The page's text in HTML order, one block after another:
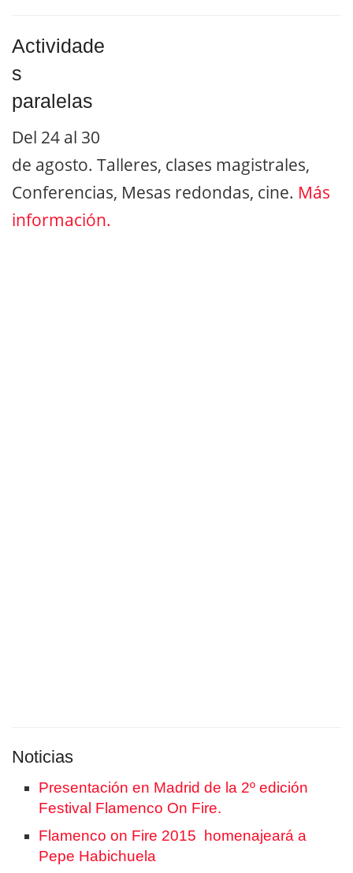
Actividade
s
paralelas
Del 24 al 30
de agosto. Talleres, clases magistrales,
Conferencias, Mesas redondas, cine. Más
información.
Noticias
Presentación en Madrid de la 2º edición
Festival Flamenco On Fire.
Flamenco on Fire 2015 homenajeará a
Pepe Habichuela